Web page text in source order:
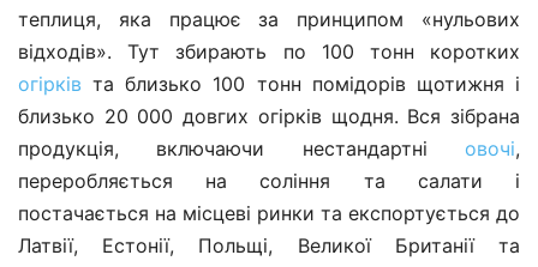
теплиця, яка працює за принципом «нульових
відходів». Тут збирають по 100 тонн коротких
огірків та близько 100 тонн помідорів щотижня і
близько 20 000 довгих огірків щодня. Вся зібрана
продукція, включаючи нестандартні овочі,
переробляється на соління та салати і
постачається на місцеві ринки та експортується до
Латвії, Естонії, Польщі, Великої Британії та